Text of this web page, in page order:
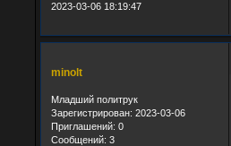
2023-03-06 18:19:47
minolt
Младший политрук
Зарегистрирован: 2023-03-06
Приглашений: 0
Сообщений: 3